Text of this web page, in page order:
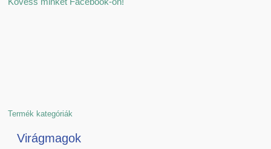
Kövess minket Facebook-on!
Termék kategóriák
Virágmagok